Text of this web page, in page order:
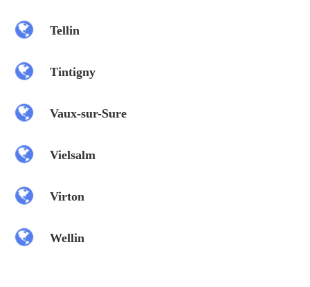
Tellin
Tintigny
Vaux-sur-Sure
Vielsalm
Virton
Wellin